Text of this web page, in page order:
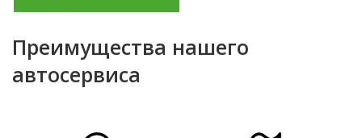
Преимущества нашего
автосервиса